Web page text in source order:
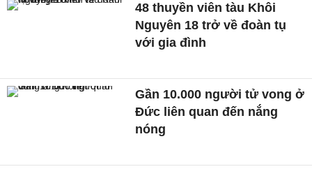
48 thuyền viên tàu Khôi
Nguyên 18 trở về đoàn tụ
với gia đình
Gần 10.000 người tử vong ở
Đức liên quan đến nắng
nóng